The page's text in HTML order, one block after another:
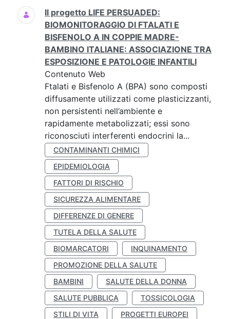
Ricerca
Il progetto LIFE PERSUADED:
BIOMONITORAGGIO DI FTALATI E
BISFENOLO A IN COPPIE MADRE-
BAMBINO ITALIANE: ASSOCIAZIONE TRA
ESPOSIZIONE E PATOLOGIE INFANTILI
Contenuto Web
Ftalati e Bisfenolo A (BPA) sono composti
diffusamente utilizzati come plasticizzanti,
non persistenti nell’ambiente e
rapidamente metabolizzati; essi sono
riconosciuti interferenti endocrini la...
CONTAMINANTI CHIMICI
EPIDEMIOLOGIA
FATTORI DI RISCHIO
SICUREZZA ALIMENTARE
DIFFERENZE DI GENERE
TUTELA DELLA SALUTE
BIOMARCATORI
INQUINAMENTO
PROMOZIONE DELLA SALUTE
BAMBINI
SALUTE DELLA DONNA
SALUTE PUBBLICA
TOSSICOLOGIA
STILI DI VITA
PROGETTI EUROPEI